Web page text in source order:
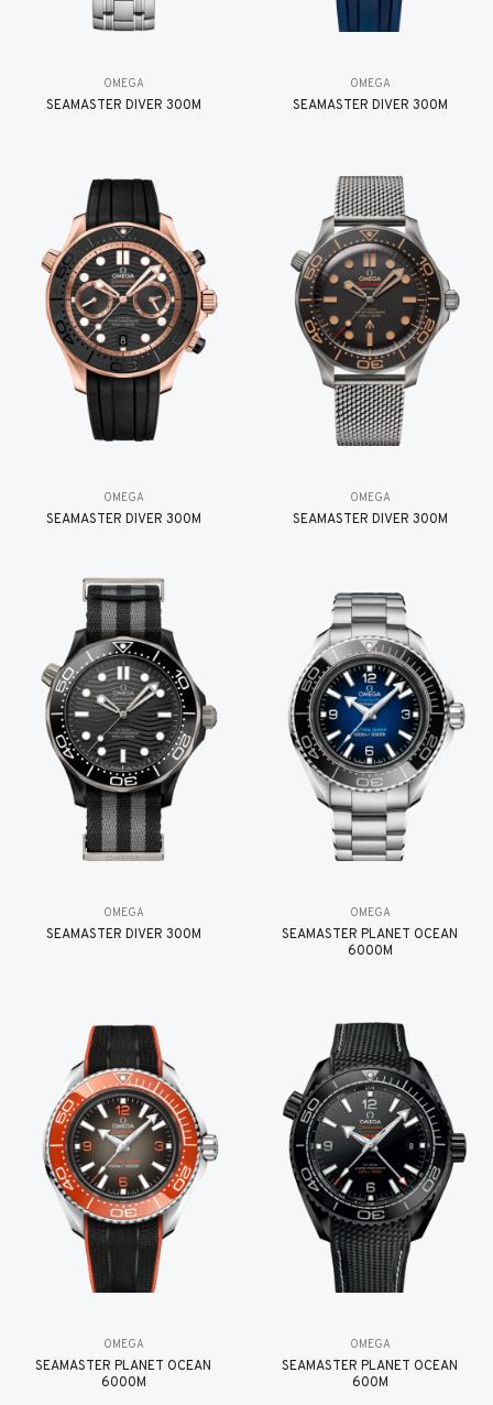
OMEGA
SEAMASTER DIVER 300M
OMEGA
SEAMASTER DIVER 300M
OMEGA
SEAMASTER DIVER 300M
OMEGA
SEAMASTER DIVER 300M
OMEGA
SEAMASTER DIVER 300M
OMEGA
SEAMASTER PLANET OCEAN
6000M
OMEGA
SEAMASTER PLANET OCEAN
6000M
OMEGA
SEAMASTER PLANET OCEAN
600M